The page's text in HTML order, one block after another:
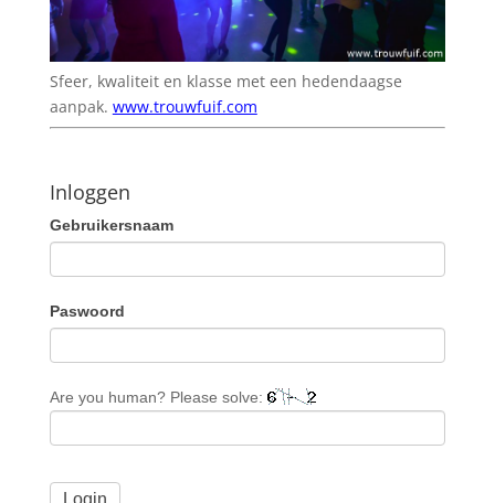
Sfeer, kwaliteit en klasse met een hedendaagse
aanpak. www.trouwfuif.com
Inloggen
Gebruikersnaam
Paswoord
Are you human? Please solve: